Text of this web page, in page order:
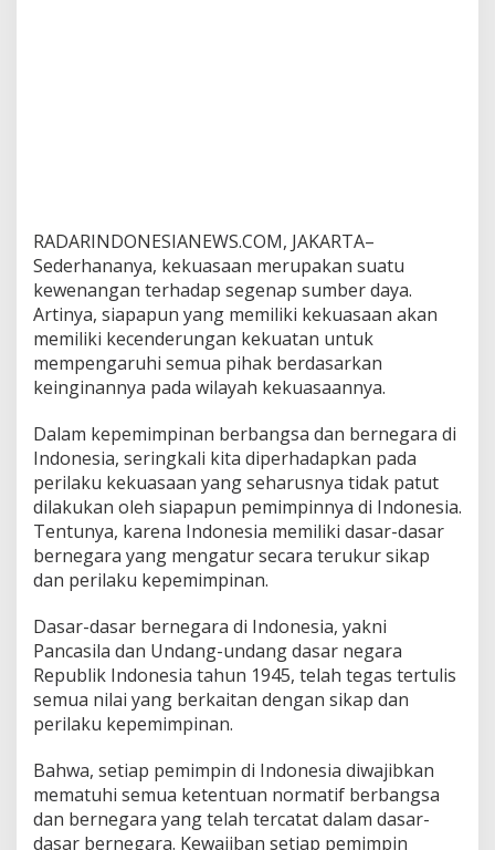
RADARINDONESIANEWS.COM, JAKARTA–
Sederhananya, kekuasaan merupakan suatu
kewenangan terhadap segenap sumber daya.
Artinya, siapapun yang memiliki kekuasaan akan
memiliki kecenderungan kekuatan untuk
mempengaruhi semua pihak berdasarkan
keinginannya pada wilayah kekuasaannya.
Dalam kepemimpinan berbangsa dan bernegara di
Indonesia, seringkali kita diperhadapkan pada
perilaku kekuasaan yang seharusnya tidak patut
dilakukan oleh siapapun pemimpinnya di Indonesia.
Tentunya, karena Indonesia memiliki dasar-dasar
bernegara yang mengatur secara terukur sikap
dan perilaku kepemimpinan.
Dasar-dasar bernegara di Indonesia, yakni
Pancasila dan Undang-undang dasar negara
Republik Indonesia tahun 1945, telah tegas tertulis
semua nilai yang berkaitan dengan sikap dan
perilaku kepemimpinan.
Bahwa, setiap pemimpin di Indonesia diwajibkan
mematuhi semua ketentuan normatif berbangsa
dan bernegara yang telah tercatat dalam dasar-
dasar bernegara. Kewajiban setiap pemimpin